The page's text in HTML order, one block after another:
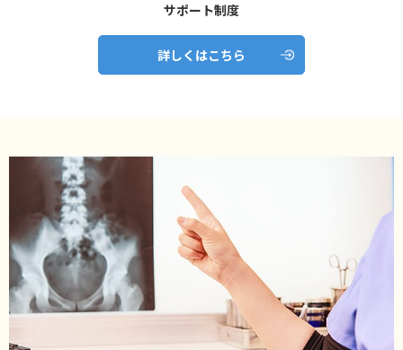
サポート制度
詳しくはこちら